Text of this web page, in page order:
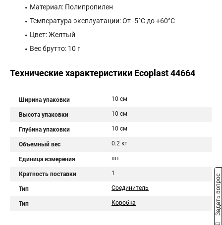
Материал: Полипропилен
Температура эксплуатации: От -5°C до +60°C
Цвет: Желтый
Вес брутто: 10 г
Технические характеристики Ecoplast 44664
Ширина упаковки 10 см
Высота упаковки 10 см
Глубина упаковки 10 см
Объемный вес 0.2 кг
Единица измерения шт
Кратность поставки 1
Тип Соединитель
Тип Коробка Задать вопрос